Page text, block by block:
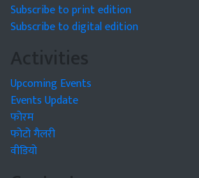
Subscribe to print edition
Subscribe to digital edition
Activities
Upcoming Events
Events Update
फोरम
फोटो गैलरी
वीडियो